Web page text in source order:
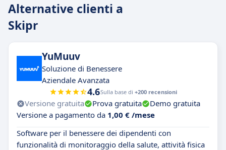
Alternative clienti a
Skipr
YuMuuv
Soluzione di Benessere
Aziendale Avanzata
4.6Sulla base di +200 recensioni
Versione gratuita Prova gratuita
Demo gratuita
Versione a pagamento da 1,00 € /mese
Software per il benessere dei dipendenti con
funzionalità di monitoraggio della salute, attività fisica